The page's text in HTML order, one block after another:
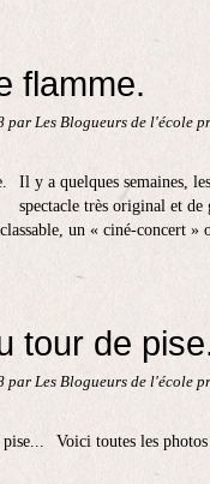
flamme.
par Les Blogueurs de l'école
Il y a quelques semaines,
spectacle très original et
un « ciné-concert
tour de
par Les Blogueurs de l'école
Voici toutes les photos